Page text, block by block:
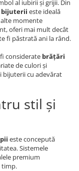
al iubirii și grijii. Din
bijuterii este ideală
momente
oferi mai mult decât
fi păstrată ani la rând.
considerate brățări
de culori și
bijuterii cu adevărat
stil și
este concepută
Sistemele
premium
timp.